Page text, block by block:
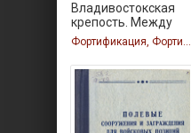
Владивостокская
крепость. Между
прошлым
Фортификация, Фортификация, Фортификация